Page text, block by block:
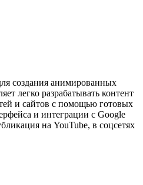
создания анимированных
легко разрабатывать контент
и сайтов с помощью готовых
и интеграции с Google
на YouTube, в соцсетях